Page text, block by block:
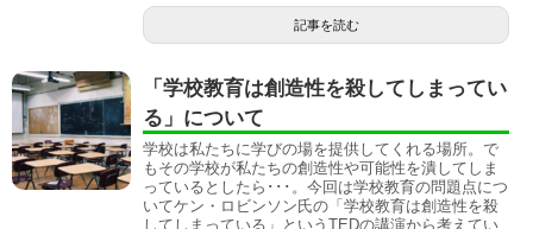
記事を読む
「学校教育は創造性を殺してしまってい
る」について
学校は私たちに学びの場を提供してくれる場所。で
もその学校が私たちの創造性や可能性を潰してしま
っているとしたら･･･。今回は学校教育の問題点につ
いてケン・ロビンソン氏の「学校教育は創造性を殺
してしまっている」というTEDの講演から考えてい